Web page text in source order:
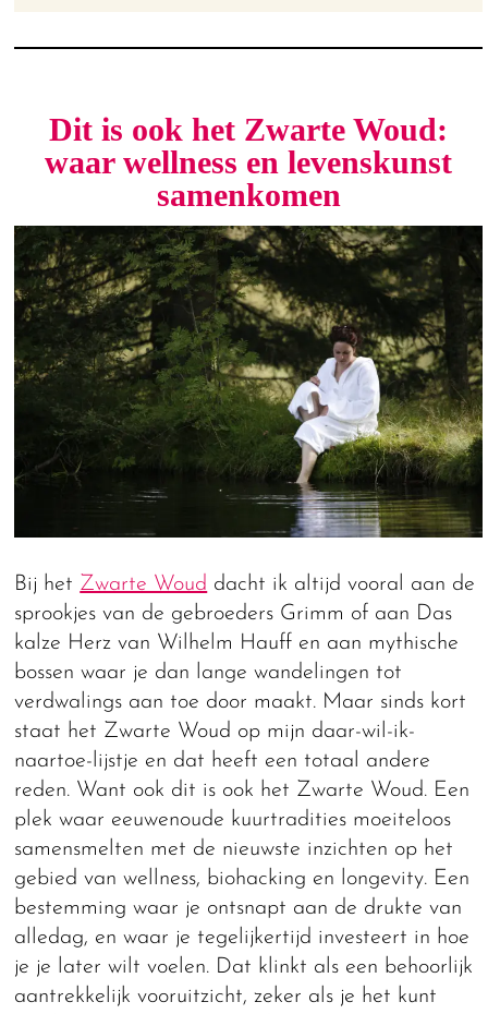
Dit is ook het Zwarte Woud:
waar wellness en levenskunst
samenkomen
Bij het Zwarte Woud dacht ik altijd vooral aan de
sprookjes van de gebroeders Grimm of aan Das
kalze Herz van Wilhelm Hauff en aan mythische
bossen waar je dan lange wandelingen tot
verdwalings aan toe door maakt. Maar sinds kort
staat het Zwarte Woud op mijn daar-wil-ik-
naartoe-lijstje en dat heeft een totaal andere
reden. Want ook dit is ook het Zwarte Woud. Een
plek waar eeuwenoude kuurtradities moeiteloos
samensmelten met de nieuwste inzichten op het
gebied van wellness, biohacking en longevity. Een
bestemming waar je ontsnapt aan de drukte van
alledag, en waar je tegelijkertijd investeert in hoe
je je later wilt voelen. Dat klinkt als een behoorlijk
aantrekkelijk vooruitzicht, zeker als je het kunt